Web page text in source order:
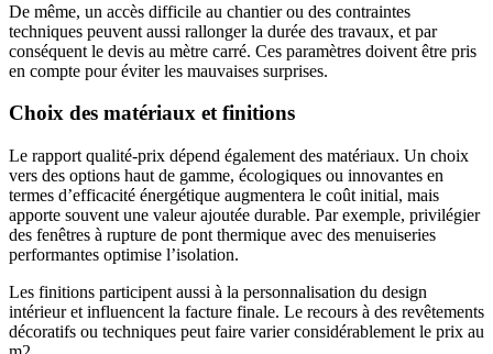
De même, un accès difficile au chantier ou des contraintes
techniques peuvent aussi rallonger la durée des travaux, et par
conséquent le devis au mètre carré. Ces paramètres doivent être pris
en compte pour éviter les mauvaises surprises.
Choix des matériaux et finitions
Le rapport qualité-prix dépend également des matériaux. Un choix
vers des options haut de gamme, écologiques ou innovantes en
termes d’efficacité énergétique augmentera le coût initial, mais
apporte souvent une valeur ajoutée durable. Par exemple, privilégier
des fenêtres à rupture de pont thermique avec des menuiseries
performantes optimise l’isolation.
Les finitions participent aussi à la personnalisation du design
intérieur et influencent la facture finale. Le recours à des revêtements
décoratifs ou techniques peut faire varier considérablement le prix au